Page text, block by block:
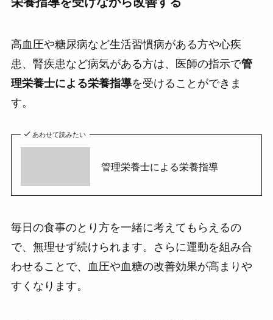
高血圧や糖尿病など生活習慣病がある方や心疾
患、腎疾患など病気がある方は、医師の指示で管
理栄養士による栄養指導を受けることができま
す。
あわせて読みたい
管理栄養士による栄養指導
毎日の食事のとり方を一緒に考えてもらえるの
で、無理せず続けられます。さらに運動を組み合
わせることで、血圧や血糖の改善効果が高まりや
すくなります。